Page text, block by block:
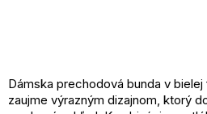
Dámska prechodová bunda v
zaujme výrazným dizajnom, ktorý